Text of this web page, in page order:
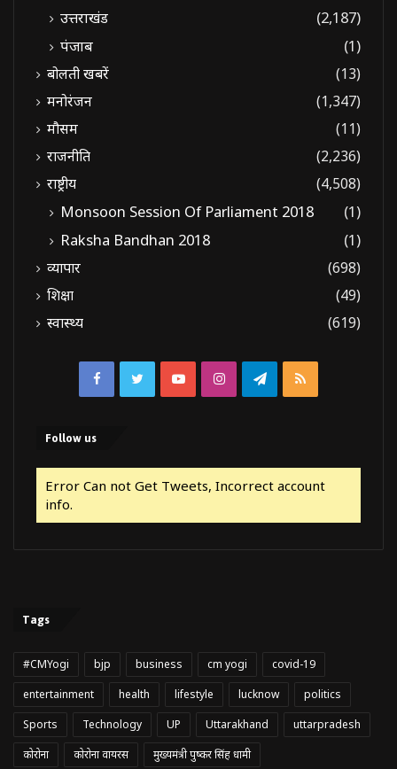
उत्तराखंड
(2,187)
पंजाब
(1)
बोलती खबरें
(13)
मनोरंजन
(1,347)
मौसम
(11)
राजनीति
(2,236)
राष्ट्रीय
(4,508)
Monsoon Session Of Parliament 2018
(1)
Raksha Bandhan 2018
(1)
व्यापार
(698)
शिक्षा
(49)
स्वास्थ्य
(619)
FacebookTwitterYouTubeInstagramTelegram
RSS
Follow us
Error Can not Get Tweets, Incorrect account
info.
Tags
#CMYogi bjp business cm yogi
covid-19
entertainment
health lifestyle lucknow
politics
Sports
Technology UP Uttarakhand
uttarpradesh
कोरोना
कोरोना वायरस मुख्यमंत्री पुष्कर सिंह धामी